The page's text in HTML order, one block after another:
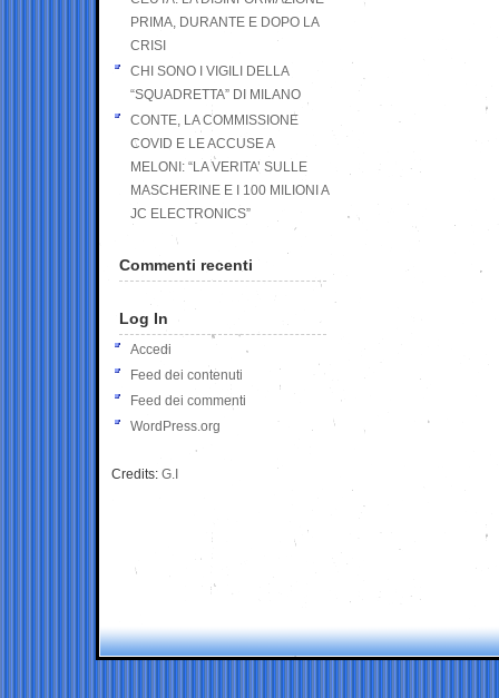
PRIMA, DURANTE E DOPO LA
CRISI
CHI SONO I VIGILI DELLA
“SQUADRETTA” DI MILANO
CONTE, LA COMMISSIONE
COVID E LE ACCUSE A
MELONI: “LA VERITA’ SULLE
MASCHERINE E I 100 MILIONI A
JC ELECTRONICS”
Commenti recenti
Log In
Accedi
Feed dei contenuti
Feed dei commenti
WordPress.org
Credits: G.I